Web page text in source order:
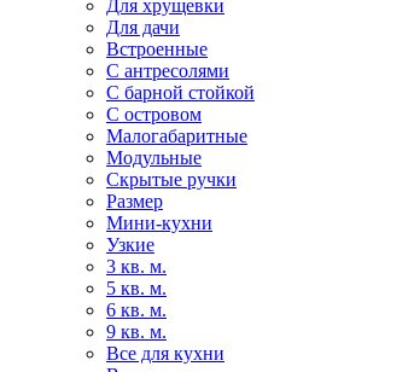
Для хрущевки
Для дачи
Встроенные
С антресолями
С барной стойкой
С островом
Малогабаритные
Модульные
Скрытые ручки
Размер
Мини-кухни
Узкие
3 кв. м.
5 кв. м.
6 кв. м.
9 кв. м.
Все для кухни